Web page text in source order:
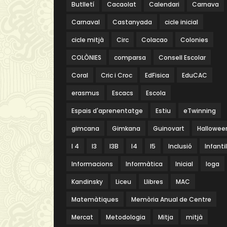
Butlletí Cacaolat Calendari Carnava
Carnaval Castanyada cicle inicial
cicle mitjà Circ Colacao Colonies
COLÒNIES comparsa Consell Escolar
Coral Cric i Croc EdFisica EduCAC
erasmus Escacs Escola
Espais d'aprenentatge Estiu eTwinning
gimcana Gimkana Guinovart
I 4 I3 I3B I4 I5 Inclusió Infantil
Informacions Informàtica Inicial Ioga
Kandinsky Liceu Llibres MAC
Matemàtiques Memòria Anual de Centre
Mercat Metodologia Mitja mitjà